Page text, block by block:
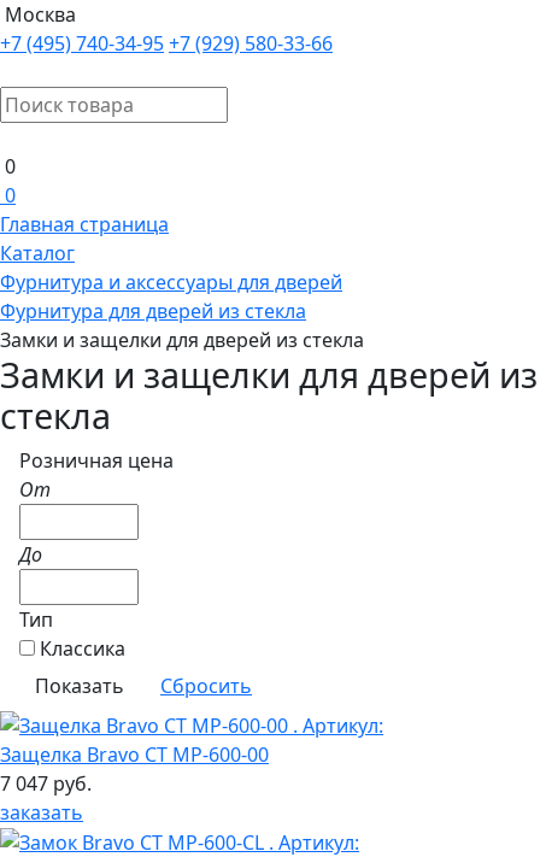
Москва
+7 (495) 740-34-95+7 (929) 580-33-66
0
0
Главная страница
Каталог
Фурнитура и аксессуары для дверей
Фурнитура для дверей из стекла
Замки и защелки для дверей из стекла
Замки и защелки для дверей из
стекла
Розничная цена
От
До
Тип
Классика
Защелка Bravo СТ MP-600-00
7 047 руб.
заказать